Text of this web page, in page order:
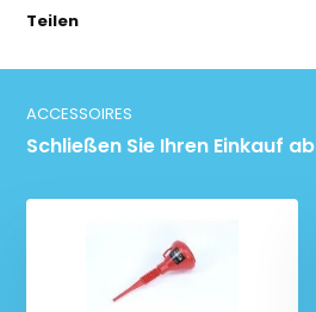
Teilen
ACCESSOIRES
Schließen Sie Ihren Einkauf ab